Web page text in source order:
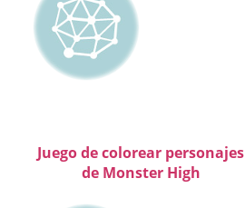
Juego de colorear personajes
de Monster High